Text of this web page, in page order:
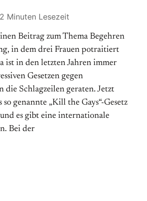
2 Minuten Lesezeit
Beitrag zum Thema Begehren
in dem drei Frauen potraitiert
ist in den letzten Jahren immer
Gesetzen gegen
die Schlagzeilen geraten. Jetzt
genannte „Kill the Gays“-Gesetz
es gibt eine internationale
Bei der